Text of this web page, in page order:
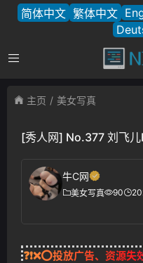
简体中文 繁体中文
主页 美女写真
[秀人网] No.377 刘飞
牛C网
美女写真 90
❓❗❌⭕投放广告、资源